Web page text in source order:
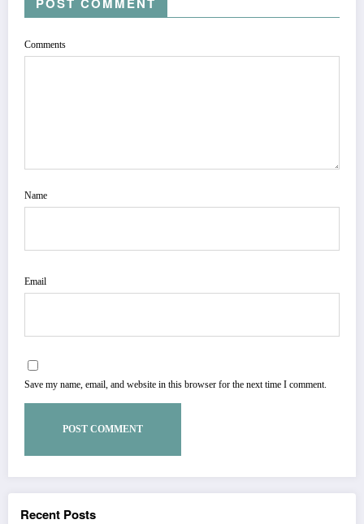
Comments
Name
Email
Save my name, email, and website in this browser for the next time I comment.
Recent Posts